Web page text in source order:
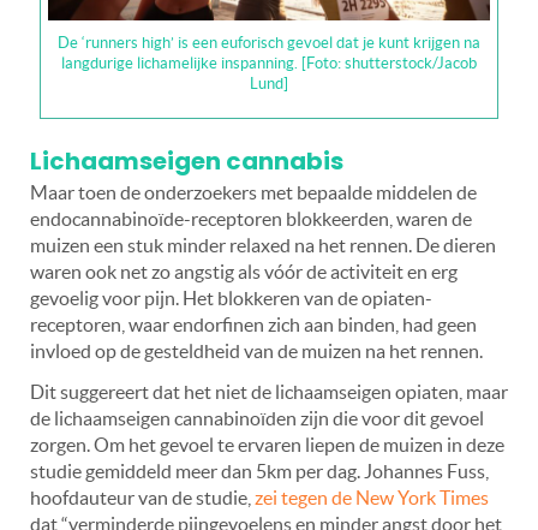
De ‘runners high’ is een euforisch gevoel dat je kunt krijgen na
langdurige lichamelijke inspanning. [Foto: shutterstock/Jacob
Lund]
Lichaamseigen cannabis
Maar toen de onderzoekers met bepaalde middelen de
endocannabinoïde-receptoren blokkeerden, waren de
muizen een stuk minder relaxed na het rennen. De dieren
waren ook net zo angstig als vóór de activiteit en erg
gevoelig voor pijn. Het blokkeren van de opiaten-
receptoren, waar endorfinen zich aan binden, had geen
invloed op de gesteldheid van de muizen na het rennen.
Dit suggereert dat het niet de lichaamseigen opiaten, maar
de lichaamseigen cannabinoïden zijn die voor dit gevoel
zorgen. Om het gevoel te ervaren liepen de muizen in deze
studie gemiddeld meer dan 5km per dag. Johannes Fuss,
hoofdauteur van de studie, zei tegen de New York Times
dat “verminderde pijngevoelens en minder angst door het